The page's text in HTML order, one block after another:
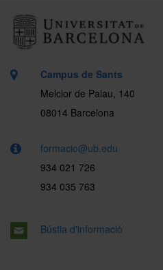
Campus de Sants
Melcior de Palau, 140
08014 Barcelona
formacio@ub.edu
934 021 726
934 035 763
Bústia d'informació